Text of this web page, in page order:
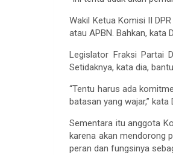
Wakil Ketua Komisi II
atau APBN. Bahkan, kata
Legislator Fraksi Partai
Setidaknya, kata dia,
“Tentu harus ada
batasan yang wajar,”
Sementara itu anggota
karena akan mendorong
peran dan fungsinya